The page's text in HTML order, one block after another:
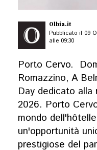
Olbia.it
Pubblicato il 09
alle 09:30
Porto Cervo.
Romazzino, A
Day dedicato
2026. Porto
mondo
un'opportunità
prestigiose del